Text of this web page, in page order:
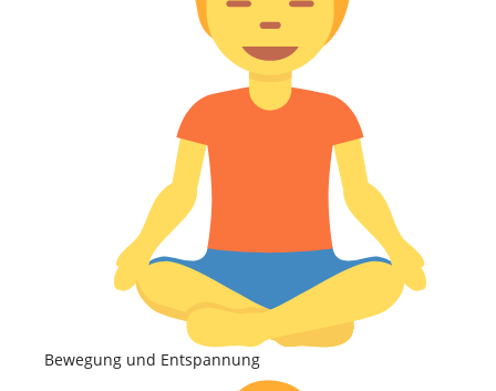
Bewegung und Entspannung